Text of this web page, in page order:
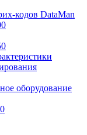
кодов DataMan
оборудование